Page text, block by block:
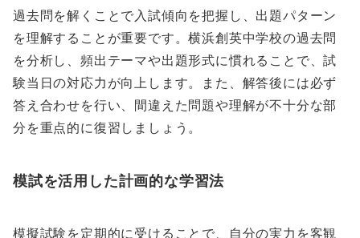
過去問を解くことで入試傾向を把握し、出題パターン
を理解することが重要です。横浜創英中学校の過去問
を分析し、頻出テーマや出題形式に慣れることで、試
験当日の対応力が向上します。また、解答後には必ず
答え合わせを行い、間違えた問題や理解が不十分な部
分を重点的に復習しましょう。
模試を活用した計画的な学習法
模擬試験を定期的に受けることで、自分の実力を客観